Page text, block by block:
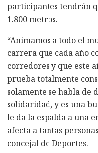
participantes tendrán
1.800 metros.
“Animamos a todo el
carrera que cada año
corredores y que este
prueba totalmente
solamente se habla de
solidaridad, y es una
le da la espalda a una
afecta a tantas
concejal de Deportes.